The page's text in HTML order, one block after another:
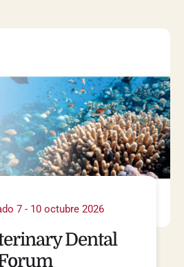
7 - 10 octubre 2026
Dental